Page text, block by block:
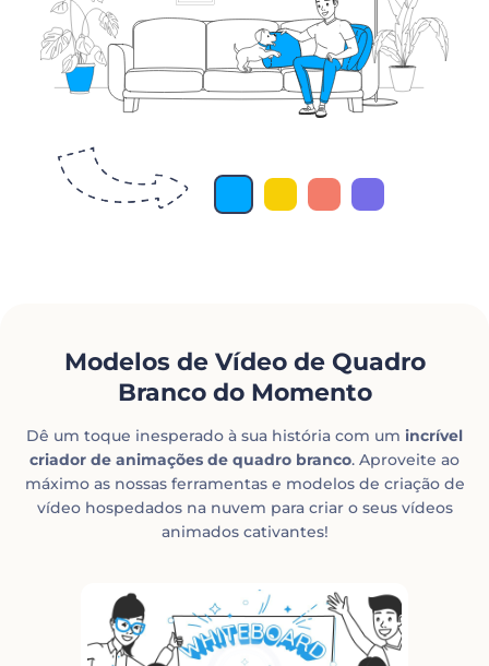
Modelos de Vídeo de Quadro
Branco do Momento
Dê um toque inesperado à sua história com um incrível
criador de animações de quadro branco. Aproveite ao
máximo as nossas ferramentas e modelos de criação de
vídeo hospedados na nuvem para criar o seus vídeos
animados cativantes!